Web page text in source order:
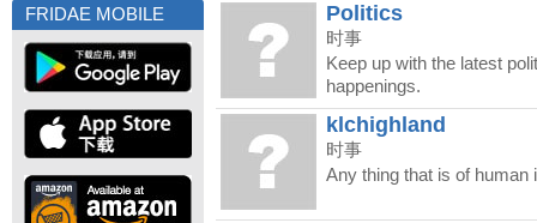
FRIDAE MOBILE Politics
时事
Keep up with the latest
happenings.
klchighland
时事
Any thing that is of human